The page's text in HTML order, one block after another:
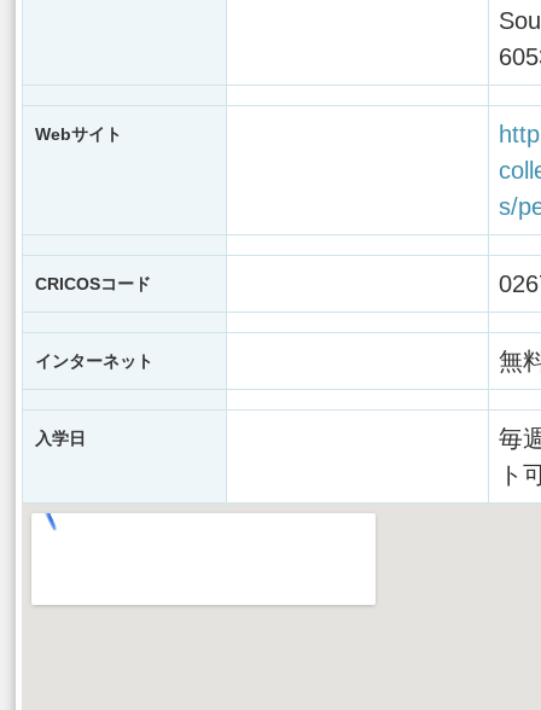
Webサイト
s/
CRICOSコード
インターネット 無
入学日
毎
ト